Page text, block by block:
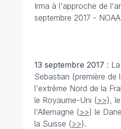
Irma à l'approche de
septembre 2017 - NOAA
13 septembre 2017 :
Sebastian (première de
l'extrême Nord de la
le Royaume-Uni (>>),
l'Allemagne (>>) le
la Suisse (>>).